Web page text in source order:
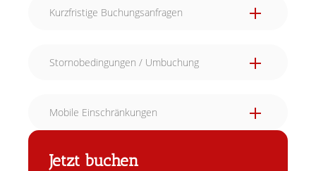
Kurzfristige Buchungsanfragen
Stornobedingungen / Umbuchung
Mobile Einschränkungen
Jetzt buchen